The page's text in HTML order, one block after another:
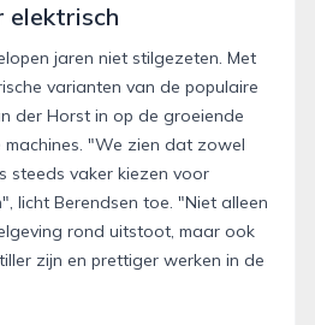
elektrisch
jaren niet stilgezeten. Met
varianten van de populaire
der Horst in op de groeiende
"We zien dat zowel
steeds vaker kiezen voor
licht Berendsen toe. "Niet alleen
rond uitstoot, maar ook
zijn en prettiger werken in de